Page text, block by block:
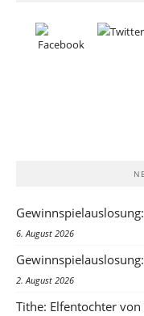
6. August 2026
2. August 2026
Tithe: Elfentochter